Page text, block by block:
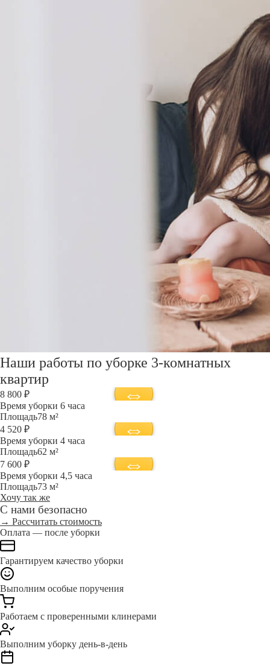
Наши работы по уборке 3-комнатных
квартир
8 800 ₽
Время уборки 6 часа
Площадь78 м²
4 520 ₽
Время уборки 4 часа
Площадь62 м²
7 600 ₽
Время уборки 4,5 часа
Площадь73 м²
Хочу так же
С нами безопасно
→ Рассчитать стоимость
Оплата — после уборки
Гарантируем качество уборки
Выполним особые поручения
Работаем с проверенными клинерами
Выполним уборку день-в-день